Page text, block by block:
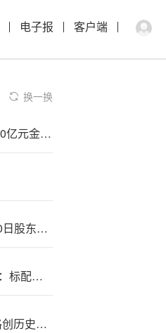
电子报 客户端
换一换
中国?光大银行成功发行220亿元金融债
果麦文化(301—0,52)9月30日股东户数1.65万户，较上期增加37.64%
理想AI‘眼’镜Livis正式发布：标配蔡司镜片，售价为1999元
A{l}p,habet C类股交易价格创历史新高后转跌